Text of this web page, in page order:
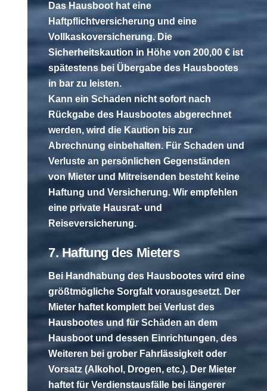
Das Hausboot hat eine
Haftpflichtversicherung und eine
Vollkaskoversicherung. Die
Sicherheitskaution in Höhe von 200,00 € ist
spätestens bei Übergabe des Hausbootes
in bar zu leisten.
Kann ein Schaden nicht sofort nach
Rückgabe des Hausbootes abgerechnet
werden, wird die Kaution bis zur
Abrechnung einbehalten. Für Schaden und
Verluste an persönlichen Gegenständen
von Mieter und Mitreisenden besteht keine
Haftung und Versicherung. Wir empfehlen
eine private Hausrat- und
Reiseversicherung.
7. Haftung des Mieters
Bei Handhabung des Hausbootes wird eine
größtmögliche Sorgfalt vorausgesetzt. Der
Mieter haftet komplett bei Verlust des
Hausbootes und für Schäden an dem
Hausboot und dessen Einrichtungen, des
Weiteren bei grober Fahrlässigkeit oder
Vorsatz (Alkohol, Drogen, etc.). Der Mieter
haftet für Verdienstausfälle bei längerer